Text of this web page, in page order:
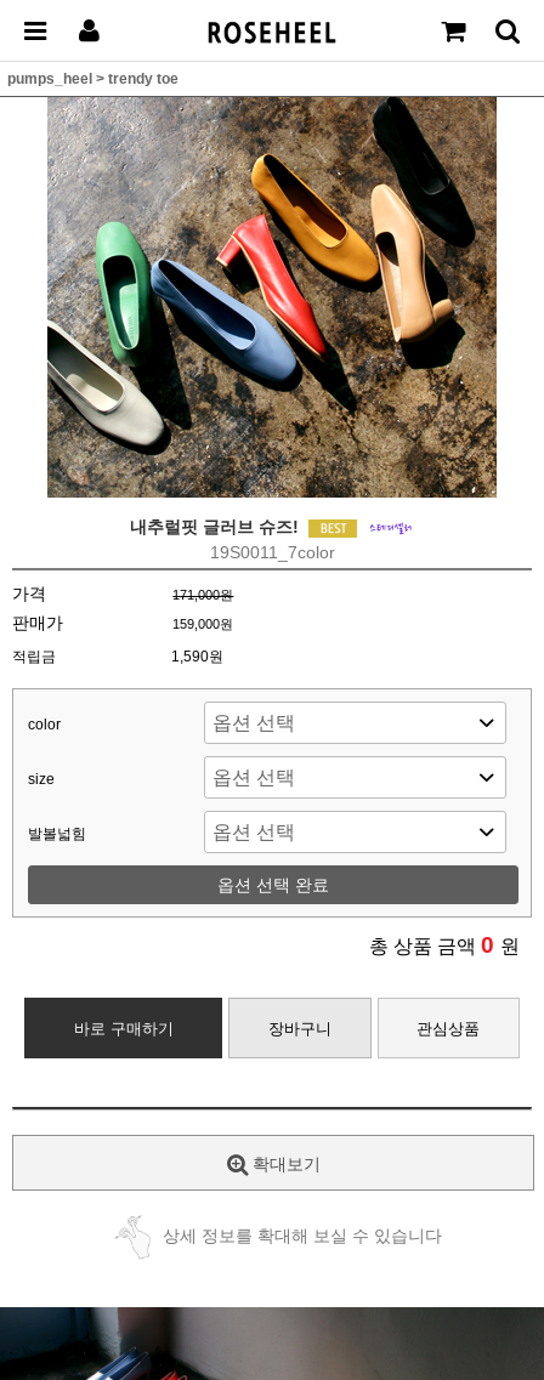
pumps_heel > trendy toe
내추럴핏 글러브 슈즈!
19S0011_7color
가격 171,000원
판매가 159,000원
적립금 1,590원
color
size
발볼넓힘
옵션 선택 완료
총 상품 금액 0 원
바로 구매하기 장바구니 관심상품
확대보기
상세 정보를 확대해 보실 수 있습니다